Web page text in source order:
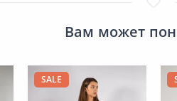
Вам может
SALE